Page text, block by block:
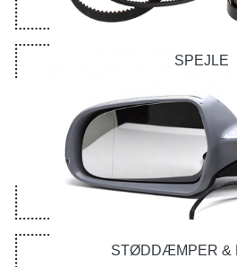
SPEJLE
STØDDÆMPER &